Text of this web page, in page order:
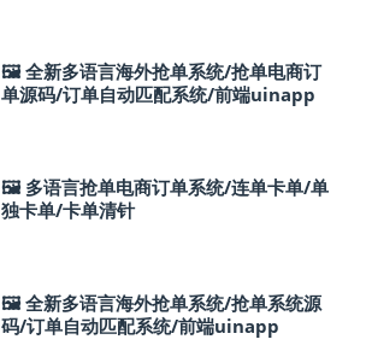
🖼 全新多语言海外抢单系统/抢单电商订
单源码/订单自动匹配系统/前端uinapp
🖼 多语言抢单电商订单系统/连单卡单/单
独卡单/卡单清针
🖼 全新多语言海外抢单系统/抢单系统源
码/订单自动匹配系统/前端uinapp